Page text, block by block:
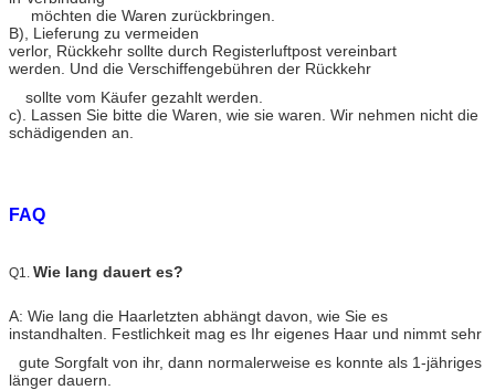
möchten die Waren zurückbringen.
B), Lieferung zu vermeiden
verlor, Rückkehr sollte durch Registerluftpost vereinbart
werden. Und die Verschiffengebühren der Rückkehr
sollte vom Käufer gezahlt werden.
c). Lassen Sie bitte die Waren, wie sie waren. Wir nehmen nicht die
schädigenden an.
FAQ
Q1. Wie lang dauert es?
A: Wie lang die Haarletzten abhängt davon, wie Sie es
instandhalten. Festlichkeit mag es Ihr eigenes Haar und nimmt sehr
gute Sorgfalt von ihr, dann normalerweise es konnte als 1-jähriges
länger dauern.